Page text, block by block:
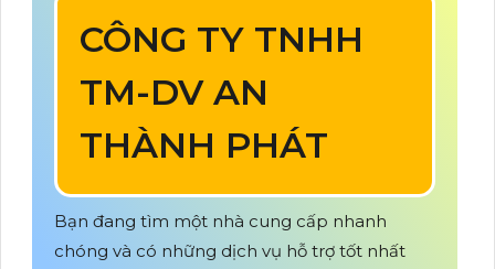
CÔNG TY TNHH
TM-DV AN
THÀNH PHÁT
Bạn đang tìm một nhà cung cấp nhanh
chóng và có những dịch vụ hỗ trợ tốt nhất